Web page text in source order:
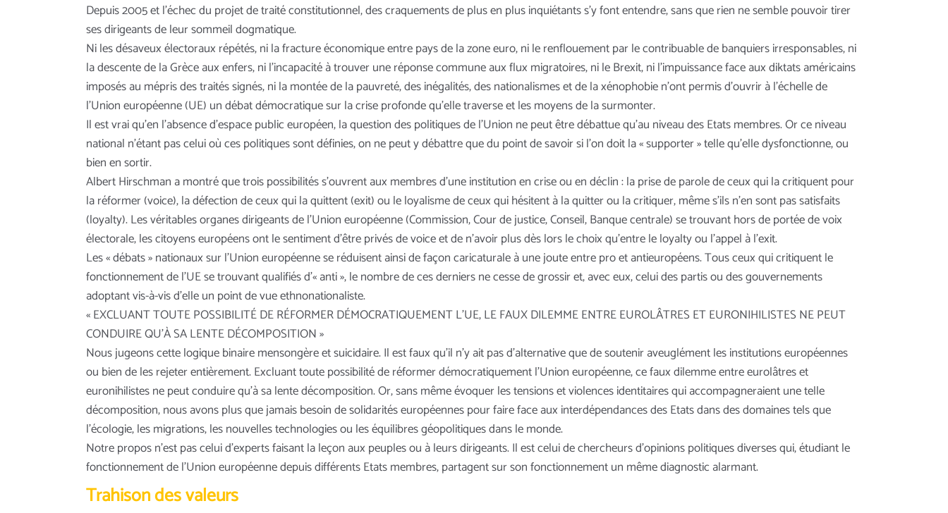
Depuis 2005 et l’échec du projet de traité constitutionnel, des craquements de plus en plus inquiétants s’y font entendre, sans que rien ne semble pouvoir tirer
ses dirigeants de leur sommeil dogmatique.
Ni les désaveux électoraux répétés, ni la fracture économique entre pays de la zone euro, ni le renflouement par le contribuable de banquiers irresponsables, ni
la descente de la Grèce aux enfers, ni l’incapacité à trouver une réponse commune aux flux migratoires, ni le Brexit, ni l’impuissance face aux diktats américains
imposés au mépris des traités signés, ni la montée de la pauvreté, des inégalités, des nationalismes et de la xénophobie n’ont permis d’ouvrir à l’échelle de
l’Union européenne (UE) un débat démocratique sur la crise profonde qu’elle traverse et les moyens de la surmonter.
Il est vrai qu’en l’absence d’espace public européen, la question des politiques de l’Union ne peut être débattue qu’au niveau des Etats membres. Or ce niveau
national n’étant pas celui où ces politiques sont définies, on ne peut y débattre que du point de savoir si l’on doit la « supporter » telle qu’elle dysfonctionne, ou
bien en sortir.
Albert Hirschman a montré que trois possibilités s’ouvrent aux membres d’une institution en crise ou en déclin : la prise de parole de ceux qui la critiquent pour
la réformer (voice), la défection de ceux qui la quittent (exit) ou le loyalisme de ceux qui hésitent à la quitter ou la critiquer, même s’ils n’en sont pas satisfaits
(loyalty). Les véritables organes dirigeants de l’Union européenne (Commission, Cour de justice, Conseil, Banque centrale) se trouvant hors de portée de voix
électorale, les citoyens européens ont le sentiment d’être privés de voice et de n’avoir plus dès lors le choix qu’entre le loyalty ou l’appel à l’exit.
Les « débats » nationaux sur l’Union européenne se réduisent ainsi de façon caricaturale à une joute entre pro et antieuropéens. Tous ceux qui critiquent le
fonctionnement de l’UE se trouvant qualifiés d’« anti », le nombre de ces derniers ne cesse de grossir et, avec eux, celui des partis ou des gouvernements
adoptant vis-à-vis d’elle un point de vue ethnonationaliste.
« EXCLUANT TOUTE POSSIBILITÉ DE RÉFORMER DÉMOCRATIQUEMENT L’UE, LE FAUX DILEMME ENTRE EUROLÂTRES ET EURONIHILISTES NE PEUT
CONDUIRE QU’À SA LENTE DÉCOMPOSITION »
Nous jugeons cette logique binaire mensongère et suicidaire. Il est faux qu’il n’y ait pas d’alternative que de soutenir aveuglément les institutions européennes
ou bien de les rejeter entièrement. Excluant toute possibilité de réformer démocratiquement l’Union européenne, ce faux dilemme entre eurolâtres et
euronihilistes ne peut conduire qu’à sa lente décomposition. Or, sans même évoquer les tensions et violences identitaires qui accompagneraient une telle
décomposition, nous avons plus que jamais besoin de solidarités européennes pour faire face aux interdépendances des Etats dans des domaines tels que
l’écologie, les migrations, les nouvelles technologies ou les équilibres géopolitiques dans le monde.
Notre propos n’est pas celui d’experts faisant la leçon aux peuples ou à leurs dirigeants. Il est celui de chercheurs d’opinions politiques diverses qui, étudiant le
fonctionnement de l’Union européenne depuis différents Etats membres, partagent sur son fonctionnement un même diagnostic alarmant.
Trahison des valeurs